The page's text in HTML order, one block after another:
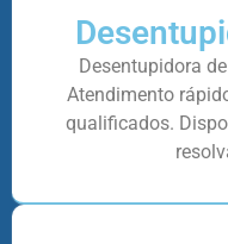
Desentupidora
Atendimento
qualificados.